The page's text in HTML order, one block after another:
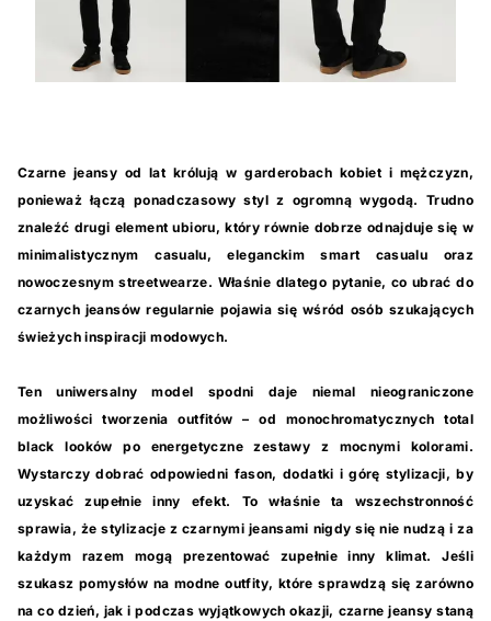
Czarne jeansy od lat królują w garderobach kobiet i mężczyzn,
ponieważ łączą ponadczasowy styl z ogromną wygodą. Trudno
znaleźć drugi element ubioru, który równie dobrze odnajduje się w
minimalistycznym casualu, eleganckim smart casualu oraz
nowoczesnym streetwearze. Właśnie dlatego pytanie, co ubrać do
czarnych jeansów regularnie pojawia się wśród osób szukających
świeżych inspiracji modowych.
Ten uniwersalny model spodni daje niemal nieograniczone
możliwości tworzenia outfitów – od monochromatycznych total
black looków po energetyczne zestawy z mocnymi kolorami.
Wystarczy dobrać odpowiedni fason, dodatki i górę stylizacji, by
uzyskać zupełnie inny efekt. To właśnie ta wszechstronność
sprawia, że stylizacje z czarnymi jeansami nigdy się nie nudzą i za
każdym razem mogą prezentować zupełnie inny klimat. Jeśli
szukasz pomysłów na modne outfity, które sprawdzą się zarówno
na co dzień, jak i podczas wyjątkowych okazji, czarne jeansy staną